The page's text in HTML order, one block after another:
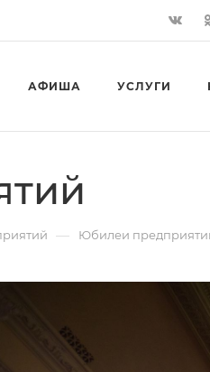
АФИША УСЛУГИ
— Юбилеи